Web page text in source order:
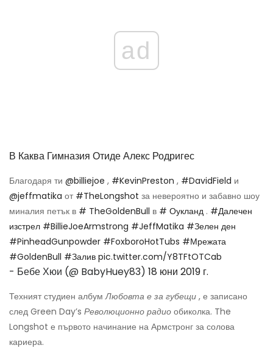
ad
В Каква Гимназия Отиде Алекс Родригес
Благодаря ти @billiejoe , #KevinPreston , #DavidField и
@jeffmatika от #TheLongshot за невероятно и забавно шоу
миналия петък в # TheGoldenBull в # Оукланд . #Далечен
изстрел #BillieJoeArmstrong #JeffMatika #Зелен ден
#PinheadGunpowder #FoxboroHotTubs #Мрежата
#GoldenBull #Залив pic.twitter.com/Y8TFtOTCab
- Бебе Хюи (@ BabyHuey83) 18 юни 2019 г.
Техният студиен албумЛюбовта е за губещи , е записано
след Green Day’s Революционно радио обиколка. The
Longshot е първото начинание на Армстронг за солова
кариера.